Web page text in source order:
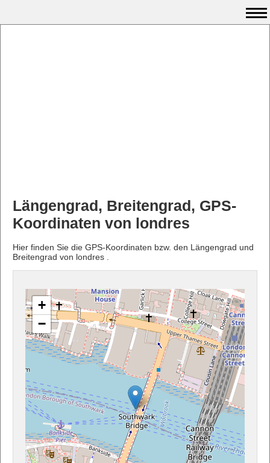
Längengrad, Breitengrad, GPS-
Koordinaten von londres
Hier finden Sie die GPS-Koordinaten bzw. den Längengrad und
Breitengrad von londres .
+
−